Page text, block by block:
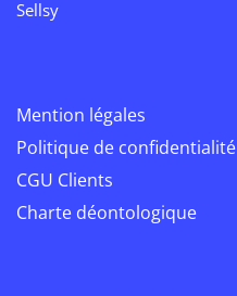
Sellsy
Mention légales
Politique de confidentialité
CGU Clients
Charte déontologique